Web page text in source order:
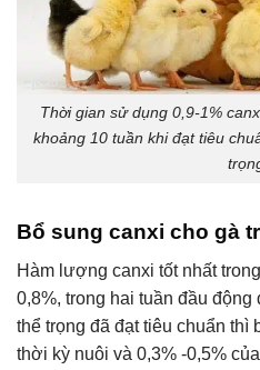
Thời gian sử dụng 0,9-1%
khoảng 10 tuần khi đạt tiêu
Bổ sung canxi cho gà
Hàm lượng canxi tốt nhất
0,8%, trong hai tuần đầu
thể trọng đã đạt tiêu chuẩn thì
thời kỳ nuôi và 0,3% -0,5%